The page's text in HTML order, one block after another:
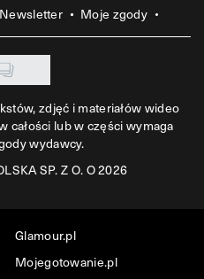
Newsletter Moje zgody
zdjęć i materiałów wideo
całości lub w części wymaga
wydawcy.
SP. Z O. O 2026
Glamour.pl
Mojegotowanie.pl